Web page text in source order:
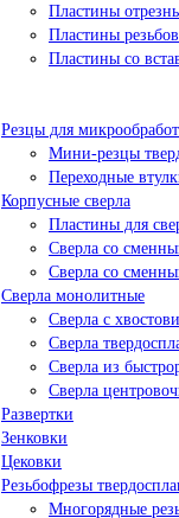
Пластины
Пластины
Пластины со
Резцы для
Мини-резцы
Переходные
Корпусные сверла
Пластины для
Сверла со
Сверла со
Сверла монолитные
Сверла с
Сверла
Сверла из
Сверла
Развертки
Зенковки
Цековки
Резьбофрезы
Многорядные